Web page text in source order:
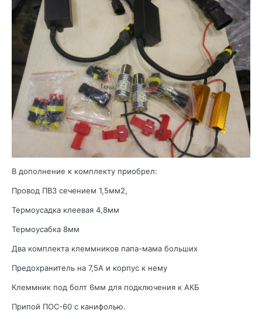
В дополнение к комплекту приобрел:
Провод ПВ3 сечением 1,5мм2,
Термоусадка клеевая 4,8мм
Термоусабка 8мм
Два комплекта клеммников папа-мама больших
Предохранитель на 7,5А и корпус к нему
Клеммник под болт 6мм для подключения к АКБ
Припой ПОС-60 с канифолью.